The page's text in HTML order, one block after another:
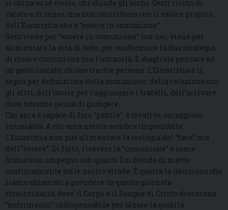
si china su sé stesso, chi chiude gli occhi. Gesti ricchi di
valore e di senso, ma non coincidono con il valore proprio
dell’Eucaristia che è “essere in comunione”.
Gesù viene per “essere in comunione” con noi, viene per
alimentare la vita di fede, per confermare la Sua strategia
di creare comunione con l’umanità. È sbagliato pensare ad
un gesto isolato, chiuso tra due persone. L’Eucaristia è il
segno per definizione della comunione, della relazione con
gli altri, dell’uscire per raggiungere i fratelli, dell’arrivare
dove nessuno pensa di giungere.
Chi ama è capace di fare “pazzie”; è creativo, coraggioso,
entusiasta. A chi ama niente sembra impossibile.
L’Eucaristia non può alimentare la teologia del “fare” ma
dell’”essere”. Di fatto, ricevere la “comunione” è come
firmata un impegno con quanti Lui decide di mette
continuamente sulle nostre strade. È questa la decisione che
siamo chiamati a prendere in questa giornata
straordinaria, dove il Corpo e il Sangue di Cristo diventano
“nutrimento” indispensabile per alzare la qualità